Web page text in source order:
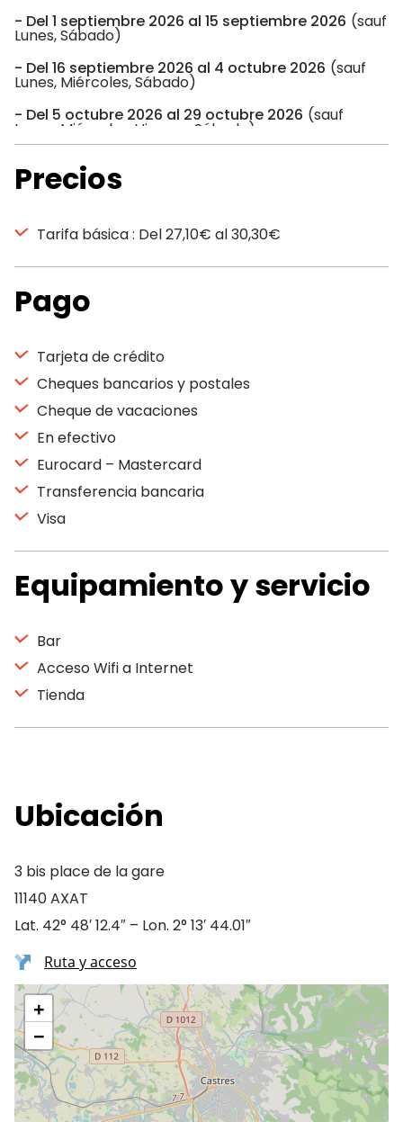
Del 1 septiembre 2026 al 15 septiembre 2026 (sauf
Lunes, Sábado)
Del 16 septiembre 2026 al 4 octubre 2026 (sauf
Lunes, Miércoles, Sábado)
Del 5 octubre 2026 al 29 octubre 2026 (sauf
Lunes, Miércoles, Viernes, Sábado)
Precios
Tarifa básica : Del 27,10€ al 30,30€
Pago
Tarjeta de crédito
Cheques bancarios y postales
Cheque de vacaciones
En efectivo
Eurocard – Mastercard
Transferencia bancaria
Visa
Equipamiento y servicio
Bar
Acceso Wifi a Internet
Tienda
Ubicación
3 bis place de la gare
11140 AXAT
Lat. 42° 48′ 12.4″ – Lon. 2° 13′ 44.01″
Ruta y acceso
+
−